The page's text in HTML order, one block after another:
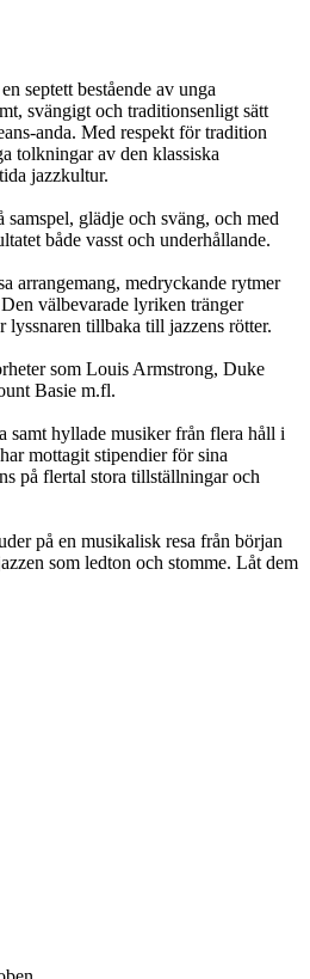
septett bestående av unga
svängigt och traditionsenligt sätt
anda. Med respekt för tradition
tolkningar av den klassiska
jazzkultur.
glädje och sväng, och med
både vasst och underhållande.
arrangemang, medryckande rytmer
välbevarade lyriken tränger
lyssnaren tillbaka till jazzens rötter.
som Louis Armstrong, Duke
Basie m.fl.
samt hyllade musiker från flera håll i
mottagit stipendier för sina
på flertal stora tillställningar och
på en musikalisk resa från början
som ledton och stomme. Låt dem